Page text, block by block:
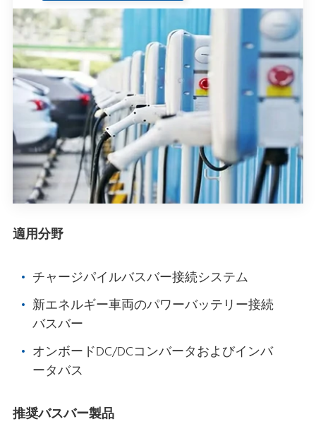
適用分野
チャージパイルバスバー接続システム
新エネルギー車両のパワーバッテリー接続
バスバー
オンボードDC/DCコンバータおよびインバ
ータバス
推奨バスバー製品